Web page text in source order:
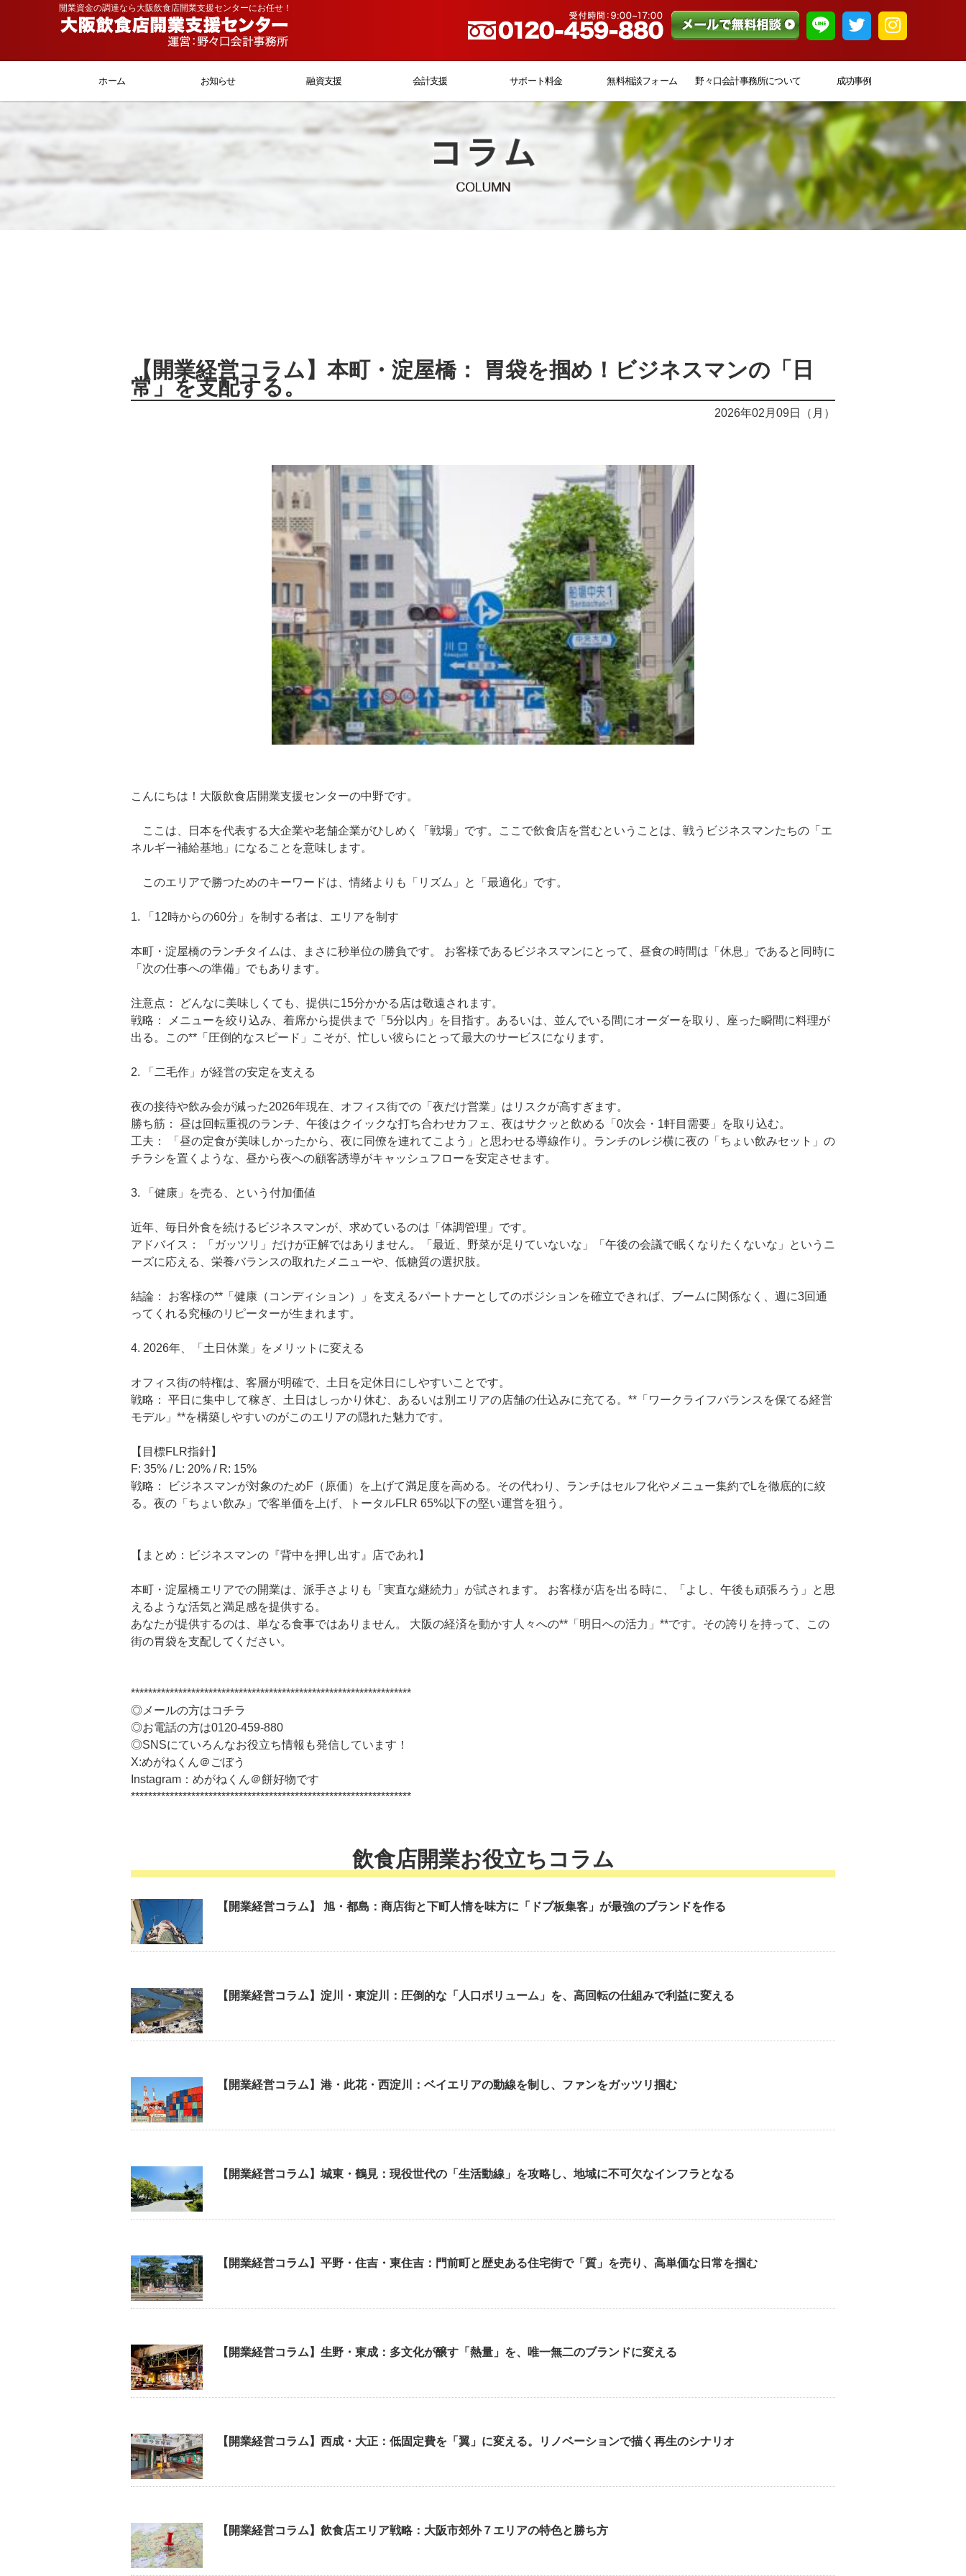
開業資金の調達なら大阪飲食店開業支援センターにお任せ！
ホーム お知らせ 融資支援 会計支援 サポート料金 無料相談フォーム 野々口会計事務所について 成功事例
【開業経営コラム】本町・淀屋橋： 胃袋を掴め！ビジネスマンの「日
常」を支配する。
2026年02月09日（月）
こんにちは！大阪飲食店開業支援センターの中野です。
ここは、日本を代表する大企業や老舗企業がひしめく「戦場」です。ここで飲食店を営むということは、戦うビジネスマンたちの「エ
ネルギー補給基地」になることを意味します。
このエリアで勝つためのキーワードは、情緒よりも「リズム」と「最適化」です。
1. 「12時からの60分」を制する者は、エリアを制す
本町・淀屋橋のランチタイムは、まさに秒単位の勝負です。 お客様であるビジネスマンにとって、昼食の時間は「休息」であると同時に
「次の仕事への準備」でもあります。
注意点： どんなに美味しくても、提供に15分かかる店は敬遠されます。
戦略： メニューを絞り込み、着席から提供まで「5分以内」を目指す。あるいは、並んでいる間にオーダーを取り、座った瞬間に料理が
出る。この**「圧倒的なスピード」こそが、忙しい彼らにとって最大のサービスになります。
2. 「二毛作」が経営の安定を支える
夜の接待や飲み会が減った2026年現在、オフィス街での「夜だけ営業」はリスクが高すぎます。
勝ち筋： 昼は回転重視のランチ、午後はクイックな打ち合わせカフェ、夜はサクッと飲める「0次会・1軒目需要」を取り込む。
工夫： 「昼の定食が美味しかったから、夜に同僚を連れてこよう」と思わせる導線作り。ランチのレジ横に夜の「ちょい飲みセット」の
チラシを置くような、昼から夜への顧客誘導がキャッシュフローを安定させます。
3. 「健康」を売る、という付加価値
近年、毎日外食を続けるビジネスマンが、求めているのは「体調管理」です。
アドバイス： 「ガッツリ」だけが正解ではありません。「最近、野菜が足りていないな」「午後の会議で眠くなりたくないな」というニ
ーズに応える、栄養バランスの取れたメニューや、低糖質の選択肢。
結論： お客様の**「健康（コンディション）」を支えるパートナーとしてのポジションを確立できれば、ブームに関係なく、週に3回通
ってくれる究極のリピーターが生まれます。
4. 2026年、「土日休業」をメリットに変える
オフィス街の特権は、客層が明確で、土日を定休日にしやすいことです。
戦略： 平日に集中して稼ぎ、土日はしっかり休む、あるいは別エリアの店舗の仕込みに充てる。**「ワークライフバランスを保てる経営
モデル」**を構築しやすいのがこのエリアの隠れた魅力です。
【目標FLR指針】
F: 35% / L: 20% / R: 15%
戦略： ビジネスマンが対象のためF（原価）を上げて満足度を高める。その代わり、ランチはセルフ化やメニュー集約でLを徹底的に絞
る。夜の「ちょい飲み」で客単価を上げ、トータルFLR 65%以下の堅い運営を狙う。
【まとめ：ビジネスマンの『背中を押し出す』店であれ】
本町・淀屋橋エリアでの開業は、派手さよりも「実直な継続力」が試されます。 お客様が店を出る時に、「よし、午後も頑張ろう」と思
えるような活気と満足感を提供する。
あなたが提供するのは、単なる食事ではありません。 大阪の経済を動かす人々への**「明日への活力」**です。その誇りを持って、この
街の胃袋を支配してください。
*****************************************************************
◎メールの方はコチラ
◎お電話の方は0120-459-880
◎SNSにていろんなお役立ち情報も発信しています！
X:めがねくん＠ごぼう
Instagram：めがねくん＠餅好物です
*****************************************************************
飲食店開業お役立ちコラム
【開業経営コラム】 旭・都島：商店街と下町人情を味方に「ドブ板集客」が最強のブランドを作る
【開業経営コラム】淀川・東淀川：圧倒的な「人口ボリューム」を、高回転の仕組みで利益に変える
【開業経営コラム】港・此花・西淀川：ベイエリアの動線を制し、ファンをガッツリ掴む
【開業経営コラム】城東・鶴見：現役世代の「生活動線」を攻略し、地域に不可欠なインフラとなる
【開業経営コラム】平野・住吉・東住吉：門前町と歴史ある住宅街で「質」を売り、高単価な日常を掴む
【開業経営コラム】生野・東成：多文化が醸す「熱量」を、唯一無二のブランドに変える
【開業経営コラム】西成・大正：低固定費を「翼」に変える。リノベーションで描く再生のシナリオ
【開業経営コラム】飲食店エリア戦略：大阪市郊外７エリアの特色と勝ち方